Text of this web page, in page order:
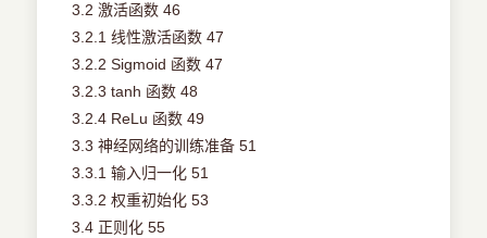
3.2 激活函数 46
3.2.1 线性激活函数 47
3.2.2 Sigmoid 函数 47
3.2.3 tanh 函数 48
3.2.4 ReLu 函数 49
3.3 神经网络的训练准备 51
3.3.1 输入归一化 51
3.3.2 权重初始化 53
3.4 正则化 55